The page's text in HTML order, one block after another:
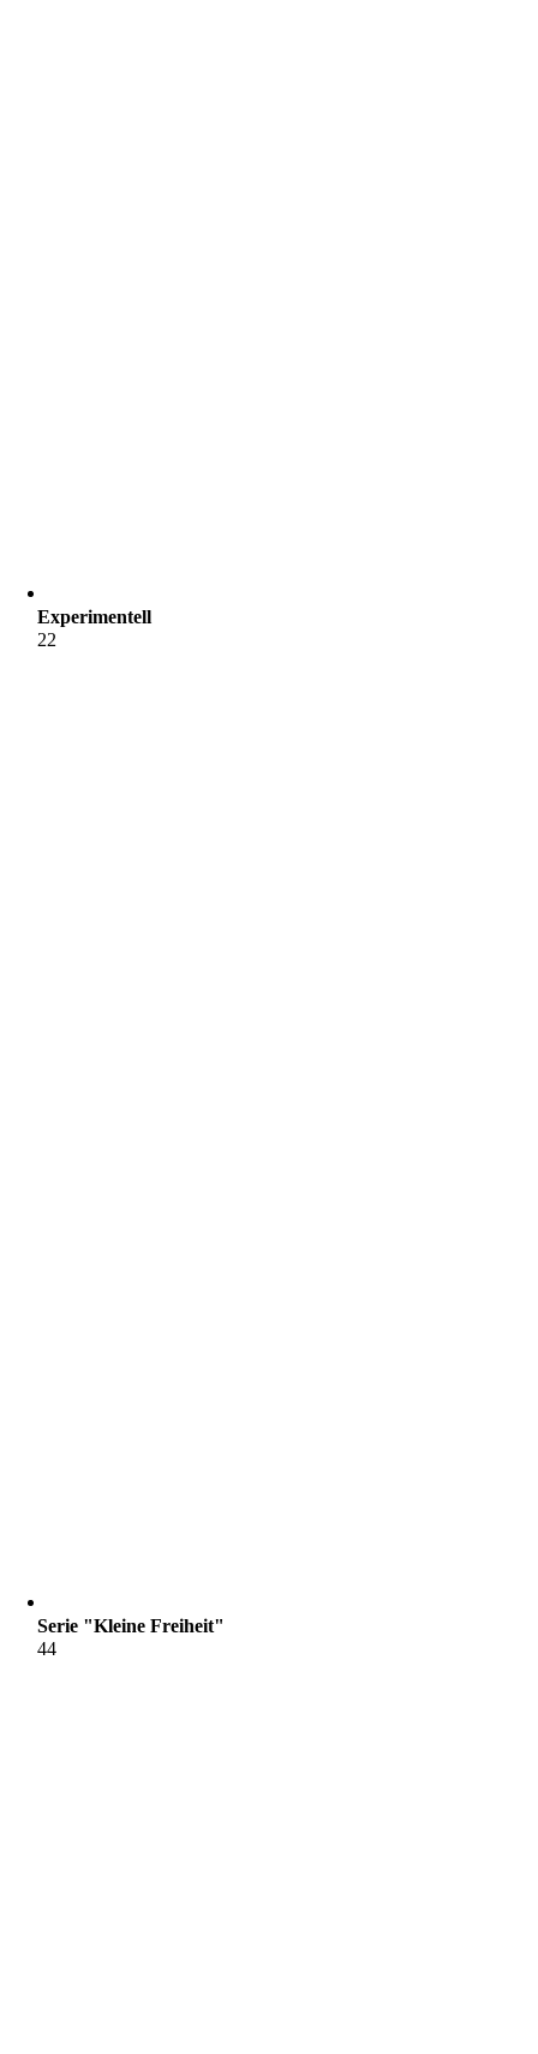
Experimentell
22
Serie "Kleine Freiheit"
44